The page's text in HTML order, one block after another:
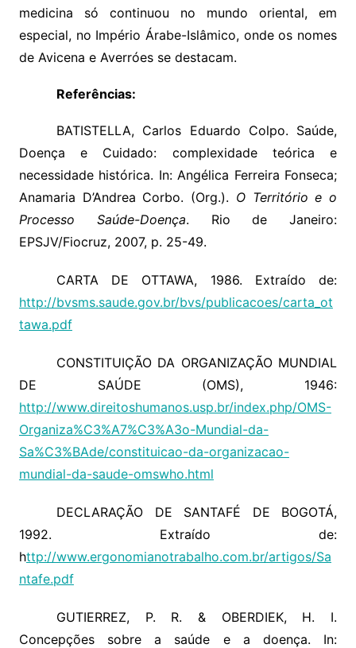
medicina só continuou no mundo oriental, em
especial, no Império Árabe-Islâmico, onde os nomes
de Avicena e Averróes se destacam.
Referências:
BATISTELLA, Carlos Eduardo Colpo. Saúde,
Doença e Cuidado: complexidade teórica e
necessidade histórica. In: Angélica Ferreira Fonseca;
Anamaria D’Andrea Corbo. (Org.). O Território e o
Processo Saúde-Doença. Rio de Janeiro:
EPSJV/Fiocruz, 2007, p. 25-49.
CARTA DE OTTAWA, 1986. Extraído de:
http://bvsms.saude.gov.br/bvs/publicacoes/carta_ot
tawa.pdf
CONSTITUIÇÃO DA ORGANIZAÇÃO MUNDIAL
DE SAÚDE (OMS), 1946:
http://www.direitoshumanos.usp.br/index.php/OMS-
Organiza%C3%A7%C3%A3o-Mundial-da-
Sa%C3%BAde/constituicao-da-organizacao-
mundial-da-saude-omswho.html
DECLARAÇÃO DE SANTAFÉ DE BOGOTÁ,
1992. Extraído de:
http://www.ergonomianotrabalho.com.br/artigos/Sa
ntafe.pdf
GUTIERREZ, P. R. & OBERDIEK, H. I.
Concepções sobre a saúde e a doença. In: